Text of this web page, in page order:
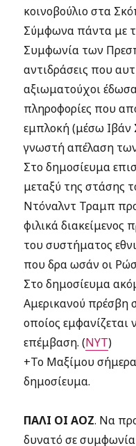
κοινοβούλιο στα
Σύμφωνα πάντα με
Συμφωνία των
αντιδράσεις που
αξιωματούχοι
πληροφορίες που
εμπλοκή (μέσω Ιβάν
γνωστή απέλαση
Στο δημοσίευμα
μεταξύ της στάσης
Ντόναλντ Τραμπ
φιλικά διακείμενος
του συστήματος
που δρα ωσάν οι
Στο δημοσίευμα
Αμερικανού πρέσβη
οποίος εμφανίζεται
επέμβαση. (NYT)
+Το Μαξίμου
δημοσίευμα.
ΠΑΛΙ ΟΙ ΑΟΖ. Να
δυνατό σε